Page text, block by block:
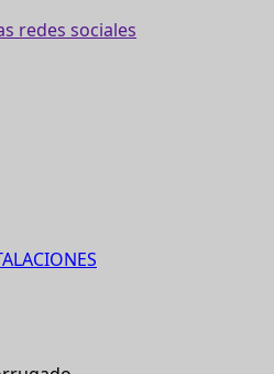
redes sociales